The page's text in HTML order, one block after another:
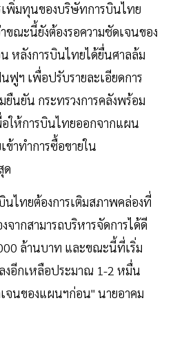
เพิ่มทุนของบริษัทการบินไทย
ขณะนี้ยังต้องรอความชัดเจนของ
หลังการบินไทยได้ยื่นศาลล้ม
ฟูฯ เพื่อปรับรายละเอียดการ
นยัน กระทรวงการคลังพร้อม
ห้การบินไทยออกจากแผน
าทำการซื้อขายใน
ด
นไทยต้องการเติมสภาพคล่องที่
ากสามารถบริหารจัดการได้ดี
ล้านบาท และขณะนี้ที่เริ่ม
งอีกเหลือประมาณ 1-2 หมื่น
จนของแผนฯก่อน" นายอาคม